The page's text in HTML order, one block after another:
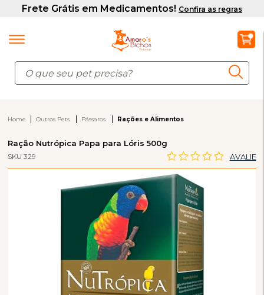
Home Outros Pets Pássaros Rações e Alimentos
Ração Nutrópica Papa para Lóris 500g
SKU 329 AVALIE